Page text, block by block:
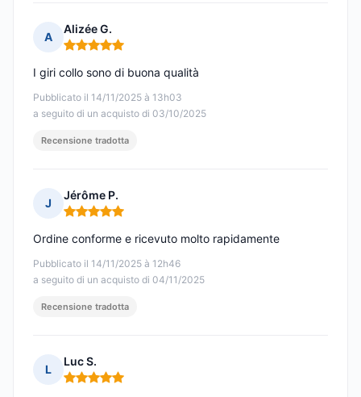
A
Alizée G.
Nota: 5 su 5
Pubblicato il 14/11/2025 à 13h03
a seguito di un acquisto di 03/10/2025
I giri collo sono di buona qualità
Recensione tradotta
J
Jérôme P.
Nota: 5 su 5
Pubblicato il 14/11/2025 à 12h46
a seguito di un acquisto di 04/11/2025
Ordine conforme e ricevuto molto rapidamente
Recensione tradotta
L
Luc S.
Nota: 5 su 5